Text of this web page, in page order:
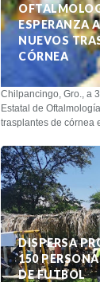
ESPERANZA
NUEVOS
CÓRNEA
Chilpancingo, Gro., a
Estatal de
trasplantes de córnea
DISPERSA
150
DE FUTBOL